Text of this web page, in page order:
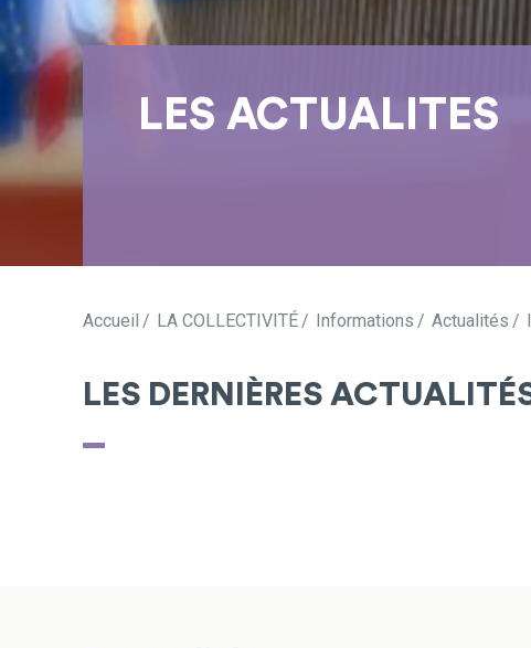
LES ACTUALITES
Accueil LA COLLECTIVITÉ Informations Actualités
LES DERNIÈRES